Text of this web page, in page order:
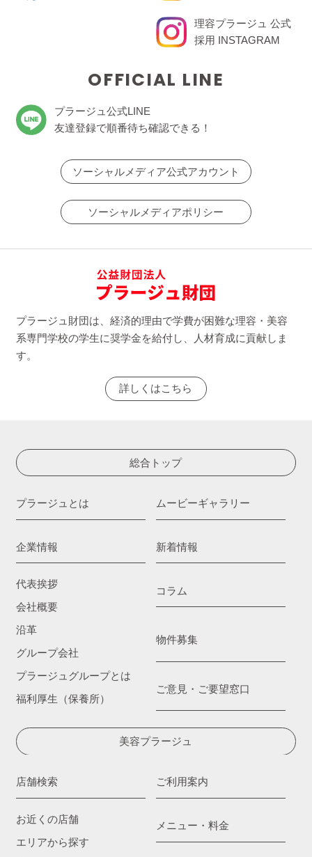
理容プラージュ 公式
採用 INSTAGRAM
OFFICIAL LINE
プラージュ公式LINE
友達登録で順番待ち確認できる！
ソーシャルメディア公式アカウント
ソーシャルメディアポリシー
プラージュ財団は、経済的理由で学費が困難な理容・美容
系専門学校の学生に奨学金を給付し、人材育成に貢献しま
す。
詳しくはこちら
総合トップ
プラージュとは
企業情報
代表挨拶
会社概要
沿革
グループ会社
プラージュグループとは
福利厚生（保養所）
ムービーギャラリー
新着情報
コラム
物件募集
ご意見・ご要望窓口
美容プラージュ
店舗検索
お近くの店舗
エリアから探す
ご利用案内
メニュー・料金